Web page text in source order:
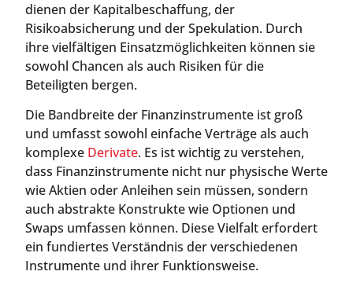
dienen der Kapitalbeschaffung, der
Risikoabsicherung und der Spekulation. Durch
ihre vielfältigen Einsatzmöglichkeiten können sie
sowohl Chancen als auch Risiken für die
Beteiligten bergen.
Die Bandbreite der Finanzinstrumente ist groß
und umfasst sowohl einfache Verträge als auch
komplexe Derivate. Es ist wichtig zu verstehen,
dass Finanzinstrumente nicht nur physische Werte
wie Aktien oder Anleihen sein müssen, sondern
auch abstrakte Konstrukte wie Optionen und
Swaps umfassen können. Diese Vielfalt erfordert
ein fundiertes Verständnis der verschiedenen
Instrumente und ihrer Funktionsweise.